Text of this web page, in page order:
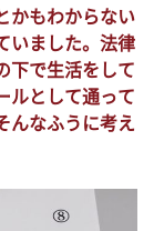
かもわからない
いました。法律
下で生活をして
ルとして通って
んなふうに考え